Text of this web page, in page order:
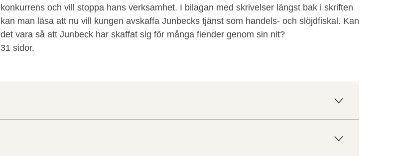
konkurrens och vill stoppa hans verksamhet. I bilagan med skrivelser längst bak i skriften
kan man läsa att nu vill kungen avskaffa Junbecks tjänst som handels- och slöjdfiskal. Kan
det vara så att Junbeck har skaffat sig för många fiender genom sin nit?
31 sidor.